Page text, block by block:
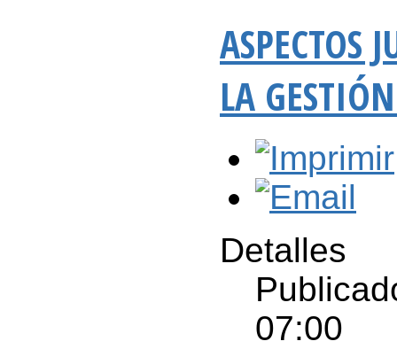
ASPECTOS
LA
Detalles
07:00